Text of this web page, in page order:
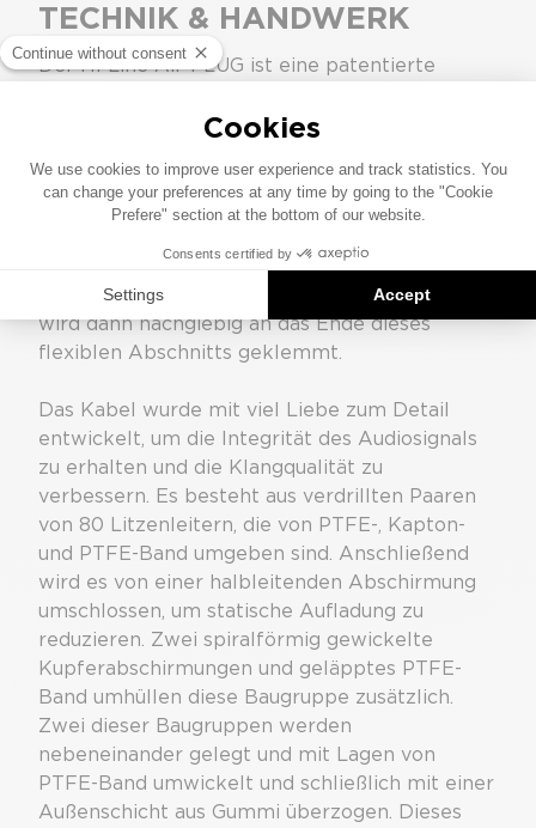
TECHNIK & HANDWERK
Der Hi-Line Air-PLUG ist eine patentierte
dient. Seine Hauptfunktion besteht darin,
gleichzeitig die Qualität des Audiosignals zu
erhalten. Der Air-PLUG verfügt über
verlustbehafteten, flexiblen Teilstück
zusammengeclippt werden können. Das Kabel
wird dann nachgiebig an das Ende dieses
flexiblen Abschnitts geklemmt.
Das Kabel wurde mit viel Liebe zum Detail
entwickelt, um die Integrität des Audiosignals
zu erhalten und die Klangqualität zu
verbessern. Es besteht aus verdrillten Paaren
von 80 Litzenleitern, die von PTFE-, Kapton-
und PTFE-Band umgeben sind. Anschließend
wird es von einer halbleitenden Abschirmung
umschlossen, um statische Aufladung zu
reduzieren. Zwei spiralförmig gewickelte
Kupferabschirmungen und geläpptes PTFE-
Band umhüllen diese Baugruppe zusätzlich.
Zwei dieser Baugruppen werden
nebeneinander gelegt und mit Lagen von
PTFE-Band umwickelt und schließlich mit einer
Außenschicht aus Gummi überzogen. Dieses